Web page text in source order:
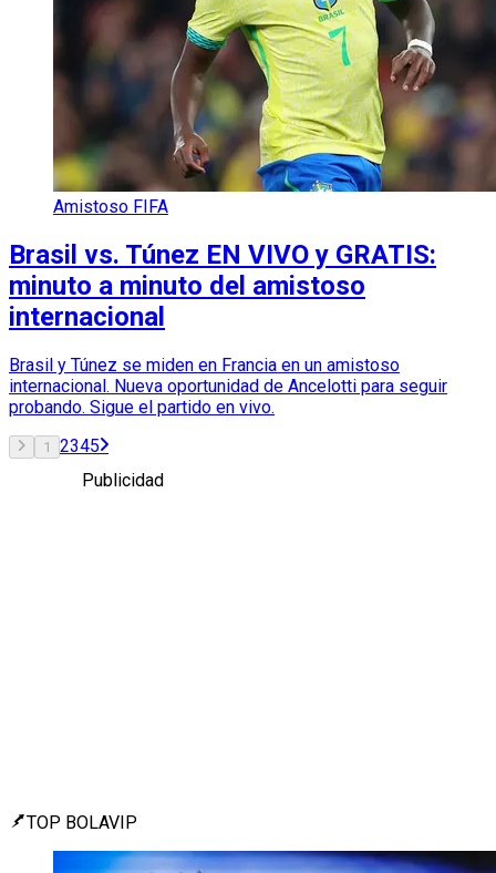
Amistoso FIFA
Brasil vs. Túnez EN VIVO y GRATIS:
minuto a minuto del amistoso
internacional
Brasil y Túnez se miden en Francia en un amistoso
internacional. Nueva oportunidad de Ancelotti para seguir
probando. Sigue el partido en vivo.
1 2345
Publicidad
TOP BOLAVIP